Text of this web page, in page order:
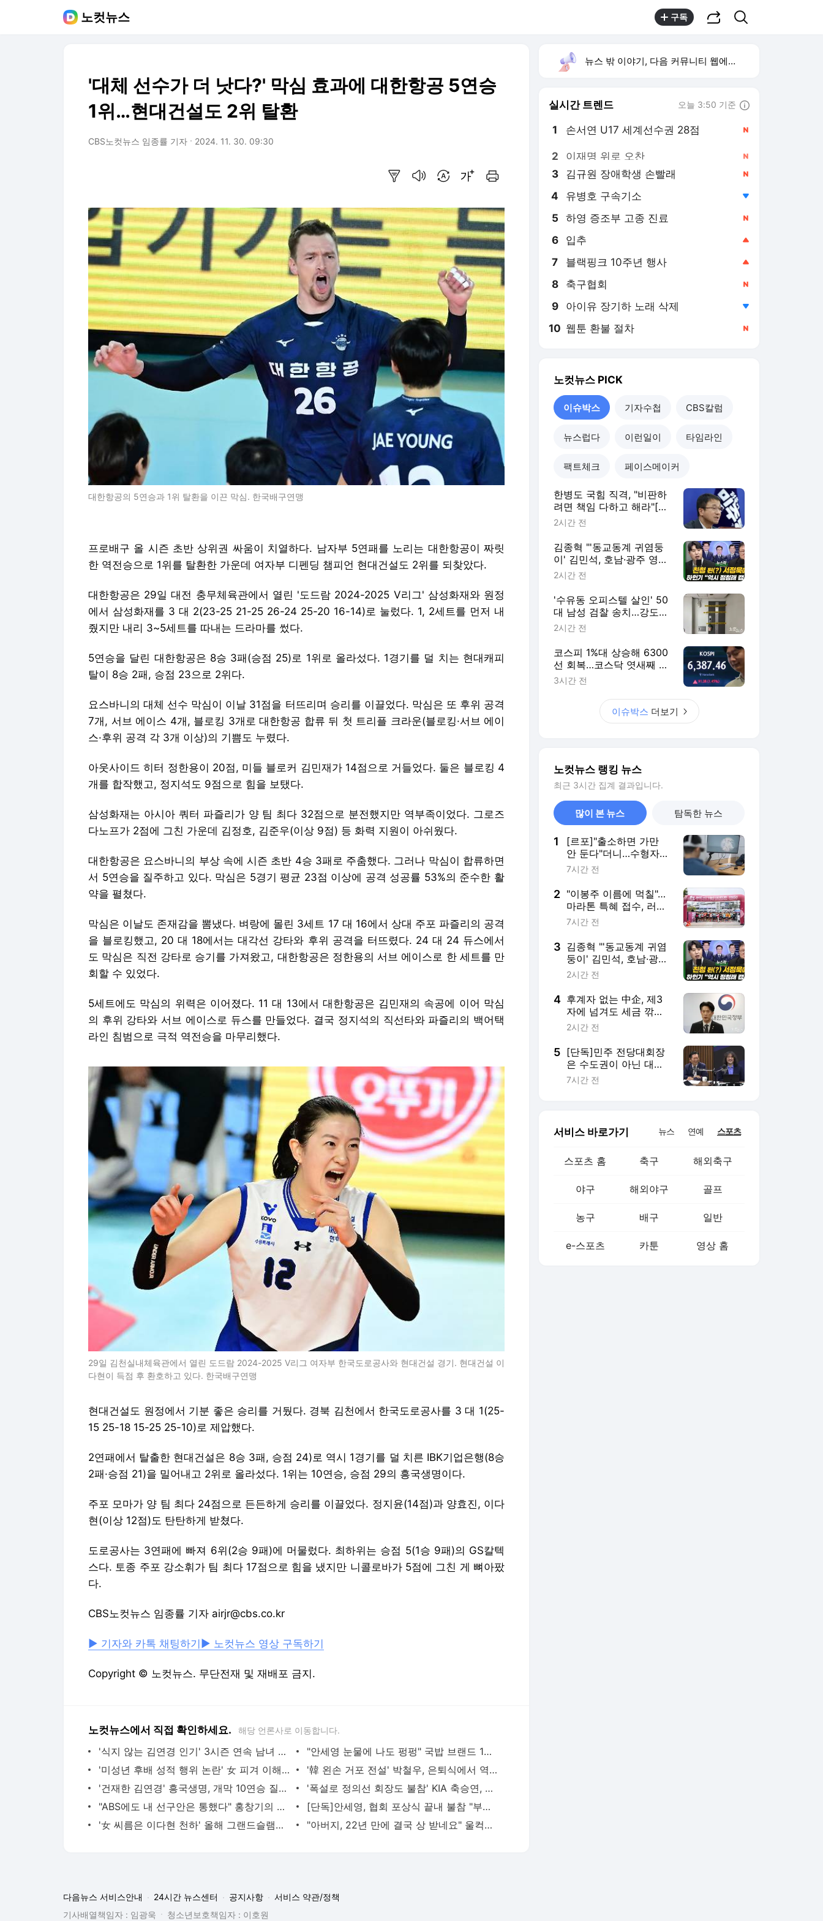
노컷뉴스 구독
'대체 선수가 더 낫다?' 막심 효과에 대한항공 5연승
1위…현대건설도 2위 탈환
CBS노컷뉴스 임종률 기자 2024. 11. 30. 09:30
대한항공의 5연승과 1위 탈환을 이끈 막심. 한국배구연맹
프로배구 올 시즌 초반 상위권 싸움이 치열하다. 남자부 5연패를 노리는 대한항공이 짜릿
한 역전승으로 1위를 탈환한 가운데 여자부 디펜딩 챔피언 현대건설도 2위를 되찾았다.
대한항공은 29일 대전 충무체육관에서 열린 '도드람 2024-2025 V리그' 삼성화재와 원정
에서 삼성화재를 3 대 2(23-25 21-25 26-24 25-20 16-14)로 눌렀다. 1, 2세트를 먼저 내
줬지만 내리 3~5세트를 따내는 드라마를 썼다.
5연승을 달린 대한항공은 8승 3패(승점 25)로 1위로 올라섰다. 1경기를 덜 치는 현대캐피
탈이 8승 2패, 승점 23으로 2위다.
요스바니의 대체 선수 막심이 이날 31점을 터뜨리며 승리를 이끌었다. 막심은 또 후위 공격
7개, 서브 에이스 4개, 블로킹 3개로 대한항공 합류 뒤 첫 트리플 크라운(블로킹·서브 에이
스·후위 공격 각 3개 이상)의 기쁨도 누렸다.
아웃사이드 히터 정한용이 20점, 미들 블로커 김민재가 14점으로 거들었다. 둘은 블로킹 4
개를 합작했고, 정지석도 9점으로 힘을 보탰다.
삼성화재는 아시아 쿼터 파즐리가 양 팀 최다 32점으로 분전했지만 역부족이었다. 그로즈
다노프가 2점에 그친 가운데 김정호, 김준우(이상 9점) 등 화력 지원이 아쉬웠다.
대한항공은 요스바니의 부상 속에 시즌 초반 4승 3패로 주춤했다. 그러나 막심이 합류하면
서 5연승을 질주하고 있다. 막심은 5경기 평균 23점 이상에 공격 성공률 53%의 준수한 활
약을 펼쳤다.
막심은 이날도 존재감을 뽐냈다. 벼랑에 몰린 3세트 17 대 16에서 상대 주포 파즐리의 공격
을 블로킹했고, 20 대 18에서는 대각선 강타와 후위 공격을 터뜨렸다. 24 대 24 듀스에서
도 막심은 직전 강타로 승기를 가져왔고, 대한항공은 정한용의 서브 에이스로 한 세트를 만
회할 수 있었다.
5세트에도 막심의 위력은 이어졌다. 11 대 13에서 대한항공은 김민재의 속공에 이어 막심
의 후위 강타와 서브 에이스로 듀스를 만들었다. 결국 정지석의 직선타와 파즐리의 백어택
라인 침범으로 극적 역전승을 마무리했다.
29일 김천실내체육관에서 열린 도드람 2024-2025 V리그 여자부 한국도로공사와 현대건설 경기. 현대건설 이
다현이 득점 후 환호하고 있다. 한국배구연맹
현대건설도 원정에서 기분 좋은 승리를 거뒀다. 경북 김천에서 한국도로공사를 3 대 1(25-
15 25-18 15-25 25-10)로 제압했다.
2연패에서 탈출한 현대건설은 8승 3패, 승점 24)로 역시 1경기를 덜 치른 IBK기업은행(8승
2패·승점 21)을 밀어내고 2위로 올라섰다. 1위는 10연승, 승점 29의 흥국생명이다.
주포 모마가 양 팀 최다 24점으로 든든하게 승리를 이끌었다. 정지윤(14점)과 양효진, 이다
현(이상 12점)도 탄탄하게 받쳤다.
도로공사는 3연패에 빠져 6위(2승 9패)에 머물렀다. 최하위는 승점 5(1승 9패)의 GS칼텍
스다. 토종 주포 강소휘가 팀 최다 17점으로 힘을 냈지만 니콜로바가 5점에 그친 게 뼈아팠
다.
CBS노컷뉴스 임종률 기자 airjr@cbs.co.kr
▶ 기자와 카톡 채팅하기 ▶ 노컷뉴스 영상 구독하기
Copyright © 노컷뉴스. 무단전재 및 재배포 금지.
노컷뉴스에서 직접 확인하세요. 해당 언론사로 이동합니다.
'식지 않는 김연경 인기' 3시즌 연속 남녀 올스타 최다 득표
"안세영 눈물에 나도 펑펑" 국밥 브랜드 1위 사장, 왜 배드민턴협회장에 도전하게 됐나
'미성년 후배 성적 행위 논란' 女 피겨 이해인, 국가대표 선발전 출전
'韓 왼손 거포 전설' 박철우, 은퇴식에서 역대 최다 득점상 수상
'건재한 김연경' 흥국생명, 개막 10연승 질주…현대캐피탈, 1위 탈환
'폭설로 정의선 회장도 불참' KIA 축승연, 그래도 뜻깊었다 '7억 유소년에 지원'
"ABS에도 내 선구안은 통했다" 홍창기의 자부심과 LG 정상 탈환의 과제
[단독]안세영, 협회 포상식 끝내 불참 "부상 치료에 가족 모임…김원호도 군사 훈련"
'女 씨름은 이다현 천하' 올해 그랜드슬램에 6관왕까지 싹쓸이
"아버지, 22년 만에 결국 상 받네요" 울컥한 역대 최고령 홀드왕의 감동 소감
뉴스 밖 이야기, 다음 커뮤니티 웹에서 보기
실시간 트렌드 오늘 3:50 기준
1 손서연 U17 세계선수권 28점
2 이재명 위로 오찬
3 김규원 장애학생 손빨래
4 유병호 구속기소
5 하영 증조부 고종 진료
6 입추
7 블랙핑크 10주년 행사
8 축구협회
9 아이유 장기하 노래 삭제
10 웹툰 환불 절차
노컷뉴스 PICK
이슈박스 기자수첩 CBS칼럼
뉴스럽다 이런일이 타임라인
팩트체크 페이스메이커
한병도 국힘 직격, "비판하
려면 책임 다하고 해라"[노
컷네컷]
2시간 전
김종혁 "'동교동계 귀염둥
이' 김민석, 호남·광주 영향
력 남아있어[뉴스락]
2시간 전
'수유동 오피스텔 살인' 50
대 남성 검찰 송치…강도
살인 혐의[영상]
2시간 전
코스피 1%대 상승해 6300
선 회복…코스닥 엿새째 상
승
3시간 전
이슈박스 더보기
노컷뉴스 랭킹 뉴스
최근 3시간 집계 결과입니다.
많이 본 뉴스 탐독한 뉴스
1
[르포]"출소하면 가만
안 둔다"더니…수형자
태도 싹 바뀐 이유는
7시간 전
2 "이봉주 이름에 먹칠"…
마라톤 특혜 접수, 러너
들 분노 폭발[페이스메
7시간 전
3 김종혁 "'동교동계 귀염
둥이' 김민석, 호남·광주
영향력 남아있어[뉴스
2시간 전
4 후계자 없는 中企, 제3
자에 넘겨도 세금 깎아
준다
2시간 전
5 [단독]민주 전당대회장
은 수도권이 아닌 대전,
의문점은…
7시간 전
서비스 바로가기 뉴스 연예 스포츠
스포츠 홈 축구 해외축구
야구 해외야구 골프
농구 배구 일반
e-스포츠 카툰 영상 홈
다음뉴스 서비스안내 24시간 뉴스센터 공지사항
서비스 약관/정책
기사배열책임자 : 임광욱
청소년보호책임자 : 이호원